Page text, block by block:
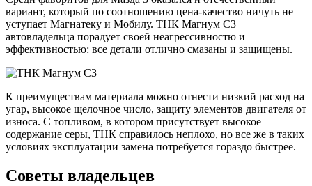
вариант, который по соотношению цена-качество ничуть не
уступает Магнатеку и Мобилу. ТНК Магнум С3
автовладельца порадует своей неагрессивностю и
эффективностью: все детали отлично смазаны и защищены.
К преимуществам материала можно отнести низкий расход на
угар, высокое щелочное число, защиту элементов двигателя от
износа. С топливом, в котором присутствует высокое
содержание серы, ТНК справилось неплохо, но все же в таких
условиях эксплуатации замена потребуется гораздо быстрее.
Советы владельцев